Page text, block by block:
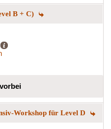
B + C)
Workshop für Level D